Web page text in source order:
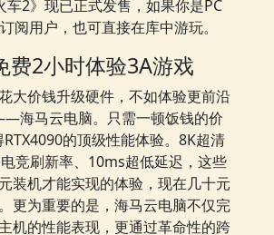
车2》现已正式发售，如果你是PC
阅用户，也可直接在库中游玩。
费2小时体验3A游戏
大价钱升级硬件，不如体验更前沿
海马云电脑。只需一顿饭钱的价
的顶级性能体验。8K超清
竞刷新率、10ms超低延迟，这些
装机才能实现的体验，现在几十元
更为重要的是，海马云电脑不仅完
机的性能表现，更通过革命性的跨